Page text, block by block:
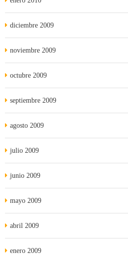
diciembre 2009
noviembre 2009
octubre 2009
septiembre 2009
agosto 2009
julio 2009
junio 2009
mayo 2009
abril 2009
enero 2009